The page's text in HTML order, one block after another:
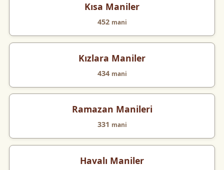
Kısa Maniler
452 mani
Kızlara Maniler
434 mani
Ramazan Manileri
331 mani
Havalı Maniler